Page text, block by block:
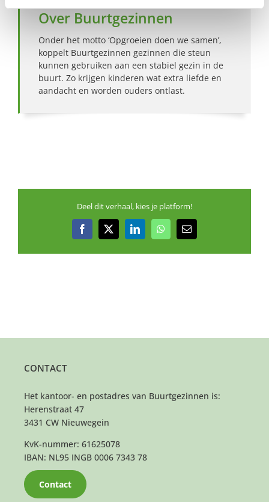
Over Buurtgezinnen
Onder het motto ‘Opgroeien doen we samen’,
koppelt Buurtgezinnen gezinnen die steun
kunnen gebruiken aan een stabiel gezin in de
buurt. Zo krijgen kinderen wat extra liefde en
aandacht en worden ouders ontlast.
Deel dit verhaal, kies je platform!
Facebook
X LinkedInWhatsApp
E-
CONTACT
Het kantoor- en postadres van Buurtgezinnen is:
Herenstraat 47
3431 CW Nieuwegein
KvK-nummer: 61625078
IBAN: NL95 INGB 0006 7343 78
Contact